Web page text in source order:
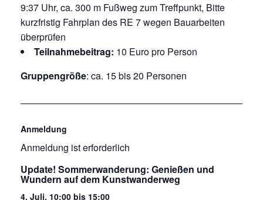
9:37 Uhr, ca. 300 m Fußweg zum Treffpunkt, Bitte
kurzfristig Fahrplan des RE 7 wegen Bauarbeiten
überprüfen
Teilnahmebeitrag: 10 Euro pro Person
Gruppengröße: ca. 15 bis 20 Personen
Anmeldung
Anmeldung ist erforderlich
Update! Sommerwanderung: Genießen und
Wundern auf dem Kunstwanderweg
4. Juli, 10:00 bis 15:00